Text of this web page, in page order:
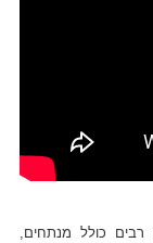
רבים כולל מנתחים,